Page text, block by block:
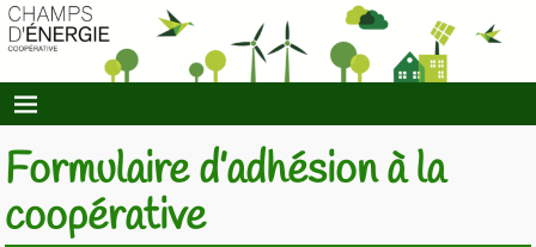
Formulaire d’adhésion à la
coopérative